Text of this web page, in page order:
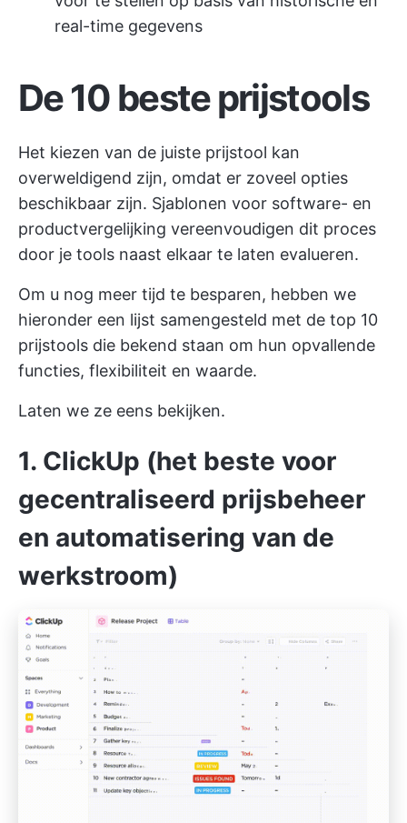
real-time gegevens
De 10 beste prijstools
Het kiezen van de juiste prijstool kan
overweldigend zijn, omdat er zoveel opties
beschikbaar zijn. Sjablonen voor software- en
productvergelijking vereenvoudigen dit proces
door je tools naast elkaar te laten evalueren.
Om u nog meer tijd te besparen, hebben we
hieronder een lijst samengesteld met de top 10
prijstools die bekend staan om hun opvallende
functies, flexibiliteit en waarde.
Laten we ze eens bekijken.
1. ClickUp (het beste voor
gecentraliseerd prijsbeheer
en automatisering van de
werkstroom)